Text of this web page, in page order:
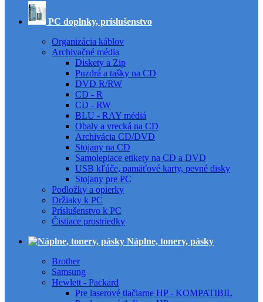
PC doplnky, príslušenstvo
Organizácia káblov
Archivačné média
Diskety a Zip
Puzdrá a tašky na CD
DVD R/RW
CD - R
CD - RW
BLU - RAY médiá
Obaly a vrecká na CD
Archivácia CD/DVD
Stojany na CD
Samolepiace etikety na CD a DVD
USB kľúče, pamäťové karty, pevné disky
Stojany pre PC
Podložky a opierky
Držiaky k PC
Príslušenstvo k PC
Čistiace prostriedky
Náplne, tonery, pásky
Brother
Samsung
Hewlett - Packard
Pre laserové tlačiarne HP - KOMPATIBIL